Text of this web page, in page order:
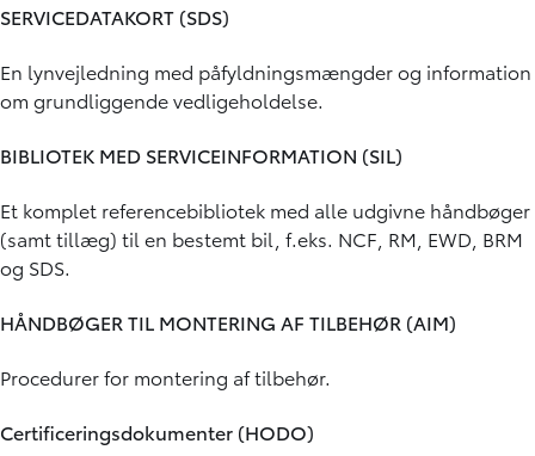
SERVICEDATAKORT (SDS)
En lynvejledning med påfyldningsmængder og information
om grundliggende vedligeholdelse.
BIBLIOTEK MED SERVICEINFORMATION (SIL)
Et komplet referencebibliotek med alle udgivne håndbøger
(samt tillæg) til en bestemt bil, f.eks. NCF, RM, EWD, BRM
og SDS.
HÅNDBØGER TIL MONTERING AF TILBEHØR (AIM)
Procedurer for montering af tilbehør.
Certificeringsdokumenter (HODO)